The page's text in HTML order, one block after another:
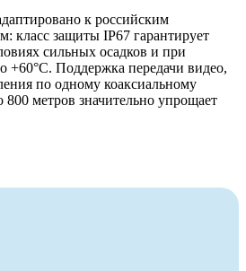
к российским
класс защиты IP67 гарантирует
сильных осадков и при
+60°C. Поддержка передачи видео,
по одному коаксиальному
800 метров значительно упрощает